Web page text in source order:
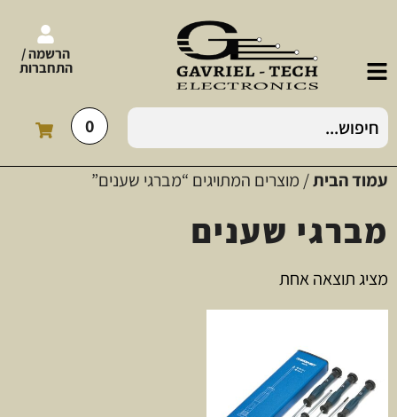
הרשמה /
התחברות
0
עמוד הבית/ מוצרים המתויגים “מברגי שענים”
מברגי שענים
מציג תוצאה אחת